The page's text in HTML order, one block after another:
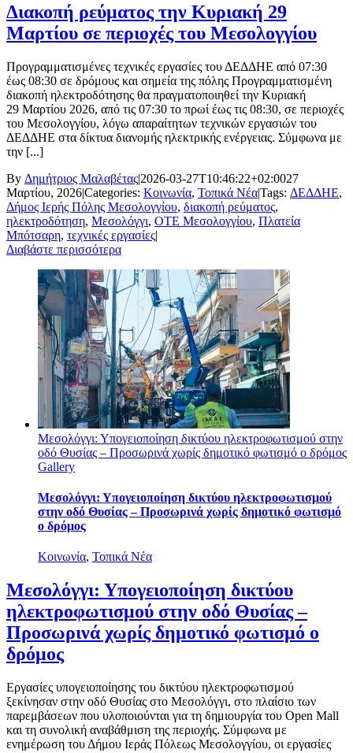
Διακοπή ρεύματος την Κυριακή 29
Μαρτίου σε περιοχές του Μεσολογγίου
Προγραμματισμένες τεχνικές εργασίες του ΔΕΔΔΗΕ από 07:30
έως 08:30 σε δρόμους και σημεία της πόλης Προγραμματισμένη
διακοπή ηλεκτροδότησης θα πραγματοποιηθεί την Κυριακή
29 Μαρτίου 2026, από τις 07:30 το πρωί έως τις 08:30, σε περιοχές
του Μεσολογγίου, λόγω απαραίτητων τεχνικών εργασιών του
ΔΕΔΔΗΕ στα δίκτυα διανομής ηλεκτρικής ενέργειας. Σύμφωνα με
την [...]
By Δημήτριος Μαλαβέτας|2026-03-27T10:46:22+02:0027
Μαρτίου, 2026|Categories: Κοινωνία, Τοπικά Νέα|Tags: ΔΕΔΔΗΕ,
Δήμος Ιερής Πόλης Μεσολογγίου, διακοπή ρεύματος,
ηλεκτροδότηση, Μεσολόγγι, ΟΤΕ Μεσολογγίου, Πλατεία
Μπότσαρη, τεχνικές εργασίες|
Διαβάστε περισσότερα
Μεσολόγγι: Υπογειοποίηση δικτύου ηλεκτροφωτισμού στην
οδό Θυσίας – Προσωρινά χωρίς δημοτικό φωτισμό ο δρόμος
Gallery
Μεσολόγγι: Υπογειοποίηση δικτύου ηλεκτροφωτισμού
στην οδό Θυσίας – Προσωρινά χωρίς δημοτικό φωτισμό
ο δρόμος
Κοινωνία, Τοπικά Νέα
Μεσολόγγι: Υπογειοποίηση δικτύου
ηλεκτροφωτισμού στην οδό Θυσίας –
Προσωρινά χωρίς δημοτικό φωτισμό ο
δρόμος
Εργασίες υπογειοποίησης του δικτύου ηλεκτροφωτισμού
ξεκίνησαν στην οδό Θυσίας στο Μεσολόγγι, στο πλαίσιο των
παρεμβάσεων που υλοποιούνται για τη δημιουργία του Open Mall
και τη συνολική αναβάθμιση της περιοχής. Σύμφωνα με
ενημέρωση του Δήμου Ιεράς Πόλεως Μεσολογγίου, οι εργασίες